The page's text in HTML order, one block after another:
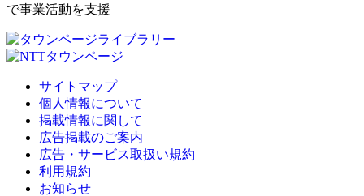
で事業活動を支援
サイトマップ
個人情報について
掲載情報に関して
広告掲載のご案内
広告・サービス取扱い規約
利用規約
お知らせ